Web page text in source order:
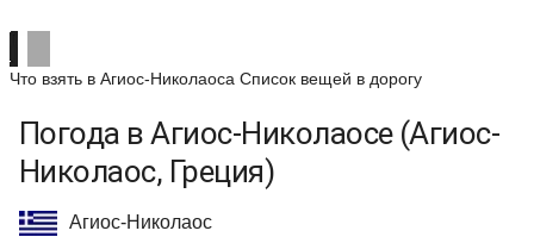
Что взять в Агиос-Николаоса Список вещей в дорогу
Погода в Агиос-Николаосе (Агиос-
Николаос, Греция)
Агиос-Николаос